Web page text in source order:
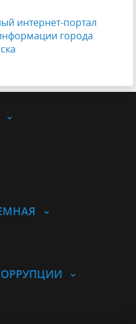
интернет-портал
города